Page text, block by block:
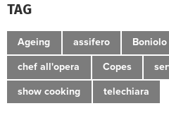
TAG
Ageing assifero Boniolo
chef all'opera Copes
show cooking telechiara